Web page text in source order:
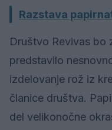
Razstava
Društvo Revivas bo
predstavilo
izdelovanje rož iz
članice društva.
del velikonočne